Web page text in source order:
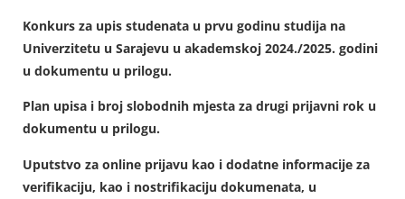
Konkurs za upis studenata u prvu godinu studija na
Univerzitetu u Sarajevu u akademskoj 2024./2025. godini
u dokumentu u prilogu.
Plan upisa i broj slobodnih mjesta za drugi prijavni rok u
dokumentu u prilogu.
Uputstvo za online prijavu kao i dodatne informacije za
verifikaciju, kao i nostrifikaciju dokumenata, u